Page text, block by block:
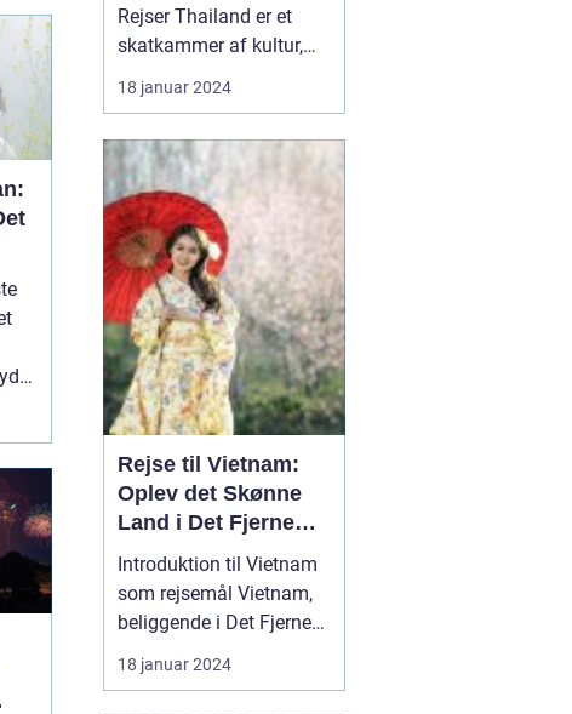
Rejser Thailand er et
skatkammer af kultur,
smukke strande,
historiske monumenter
land i Sydøstasien har i
årtier tiltrukket rejsende
fra hele verden, og det er
ikke svært at forstå
hvorfor. En rej...
18 januar 2024
Rejse til Vietnam:
Oplev det Skønne
Land i Det Fjerne
Østen
Introduktion til Vietnam
som rejsemål Vietnam,
beliggende i Det Fjerne
Østen, er et land med en
rig kultur, smukke
18 januar 2024